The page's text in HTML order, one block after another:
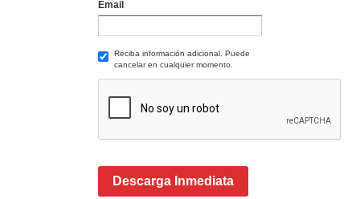
Email
Reciba información adicional. Puede
cancelar en cualquier momento.
Descarga Inmediata